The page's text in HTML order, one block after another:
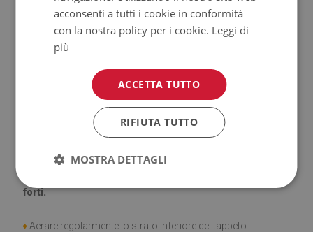
Prodotto facile da pulire,resistente alle macchie e
all'acqua.
Si ricorda che i danni causati dall'uso dovuto al trascorrere
del tempo (es. abrasioni) non sono soggetti a reclami.
Come prendersi cura del prodotto?
forti.
♦ Aerare regolarmente lo strato inferiore del tappeto.
acconsenti a tutti i cookie in conformità
con la nostra policy per i cookie. Leggi di
più
ACCETTA TUTTO
RIFIUTA TUTTO
MOSTRA DETTAGLI